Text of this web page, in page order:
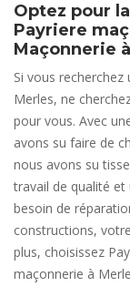
Optez pour
Payriere
Maçonnerie
Si vous
Merles, ne
pour vous. Avec
avons su faire de
nous avons su
travail de qualité et
besoin de
constructions,
plus, choisissez
maçonnerie à